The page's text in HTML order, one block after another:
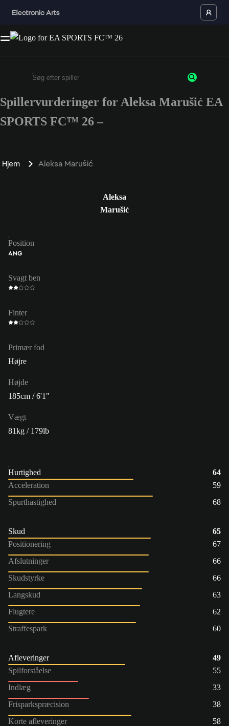
Enter a minimum of 3 characters or numbers
Spillervurderinger for Aleksa Marušić EA
SPORTS FC™ 26 –
Hjem Aleksa Marušić
Aleksa
Marušić
Position
ANG
Svagt ben
Finter
Primær fod
Højre
Højde
185cm / 6'1"
Vægt
81kg / 179lb
Hurtighed
64
Acceleration
59
Spurthastighed
68
Skud
65
Positionering
67
Afslutninger
66
Skudstyrke
66
Langskud
63
Flugtere
62
Straffespark
60
Afleveringer
49
Spilforståelse
55
Indlæg
33
Frisparkspræcision
38
Korte afleveringer
58